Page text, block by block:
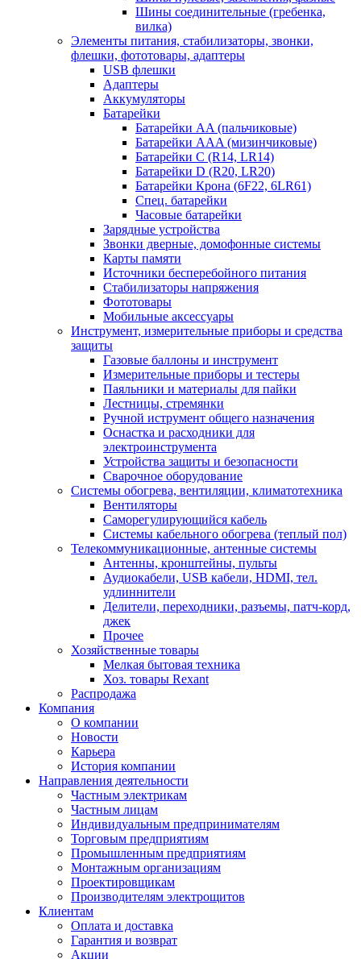
Шины соединительные (гребенка,
вилка)
Элементы питания, стабилизаторы, звонки,
флешки, фототовары, адаптеры
USB флешки
Адаптеры
Аккумуляторы
Батарейки
Батарейки AA (пальчиковые)
Батарейки AAA (мизинчиковые)
Батарейки C (R14, LR14)
Батарейки D (R20, LR20)
Батарейки Крона (6F22, 6LR61)
Спец. батарейки
Часовые батарейки
Зарядные устройства
Звонки дверные, домофонные системы
Карты памяти
Источники бесперебойного питания
Стабилизаторы напряжения
Фототовары
Мобильные аксессуары
Инструмент, измерительные приборы и средства
защиты
Газовые баллоны и инструмент
Измерительные приборы и тестеры
Паяльники и материалы для пайки
Лестницы, стремянки
Ручной иструмент общего назначения
Оснастка и расходники для
электроинструмента
Устройства защиты и безопасности
Сварочное оборудование
Системы обогрева, вентиляции, климатотехника
Вентиляторы
Саморегулирующийся кабель
Системы кабельного обогрева (теплый пол)
Телекоммуникационные, антенные системы
Антенны, кронштейны, пульты
Аудиокабели, USB кабели, HDMI, тел.
удлиннители
Делители, переходники, разъемы, патч-корд,
джек
Прочее
Хозяйственные товары
Мелкая бытовая техника
Хоз. товары Rexant
Распродажа
Компания
О компании
Новости
Карьера
История компании
Направления деятельности
Частным электрикам
Частным лицам
Индивидуальным предпринимателям
Торговым предприятиям
Промышленным предприятиям
Монтажным организациям
Проектировщикам
Производителям электрощитов
Клиентам
Оплата и доставка
Гарантия и возврат
Акции